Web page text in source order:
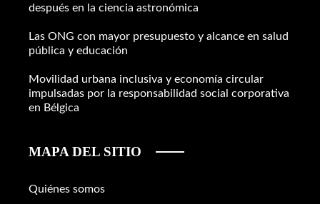
después en la ciencia astronómica
Las ONG con mayor presupuesto y alcance en salud
pública y educación
Movilidad urbana inclusiva y economía circular
impulsadas por la responsabilidad social corporativa
en Bélgica
MAPA DEL SITIO
Quiénes somos